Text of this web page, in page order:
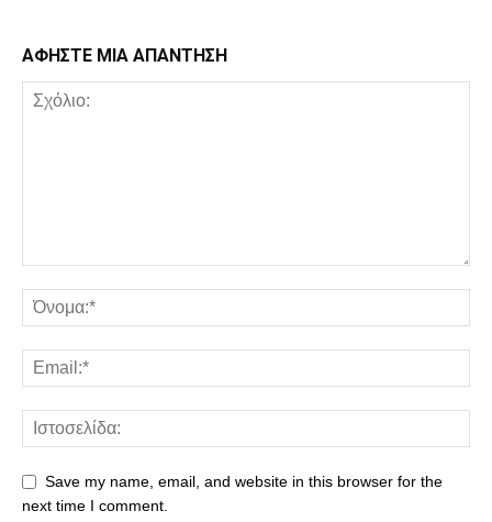
ΑΦΗΣΤΕ ΜΙΑ ΑΠΑΝΤΗΣΗ
Save my name, email, and website in this browser for the
next time I comment.